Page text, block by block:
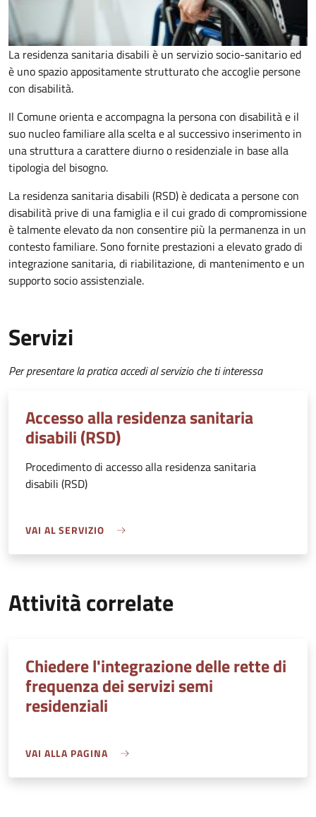
La residenza sanitaria disabili è un servizio socio-sanitario ed
è uno spazio appositamente strutturato che accoglie persone
con disabilità.
Il Comune orienta e accompagna la persona con disabilità e il
suo nucleo familiare alla scelta e al successivo inserimento in
una struttura a carattere diurno o residenziale in base alla
tipologia del bisogno.
La residenza sanitaria disabili (RSD) è dedicata a persone con
disabilità prive di una famiglia e il cui grado di compromissione
è talmente elevato da non consentire più la permanenza in un
contesto familiare. Sono fornite prestazioni a elevato grado di
integrazione sanitaria, di riabilitazione, di mantenimento e un
supporto socio assistenziale.
Servizi
Per presentare la pratica accedi al servizio che ti interessa
Accesso alla residenza sanitaria
disabili (RSD)
Procedimento di accesso alla residenza sanitaria
disabili (RSD)
VAI AL SERVIZIO
Attività correlate
Chiedere l'integrazione delle rette di
frequenza dei servizi semi
residenziali
VAI ALLA PAGINA